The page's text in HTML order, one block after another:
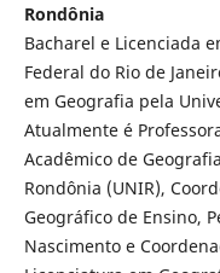
Rondônia
Bacharel e Licenciada
Federal do Rio de
em Geografia pela
Atualmente é
Acadêmico de
Rondônia (UNIR),
Geográfico de Ensino,
Nascimento e